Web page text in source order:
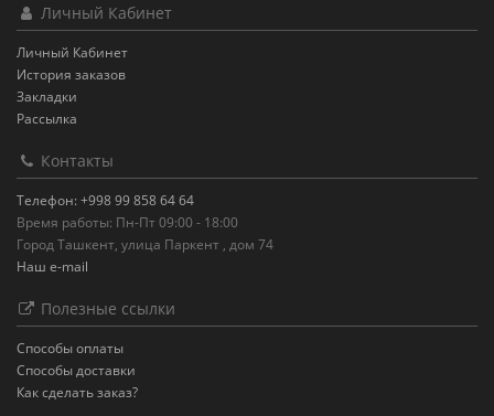
Личный Кабинет
Личный Кабинет
История заказов
Закладки
Рассылка
Контакты
Телефон: +998 99 858 64 64
Время работы: Пн-Пт 09:00 - 18:00
Город Ташкент, улица Паркент , дом 74
Наш e-mail
Полезные ссылки
Способы оплаты
Способы доставки
Как сделать заказ?